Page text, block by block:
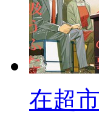
在超